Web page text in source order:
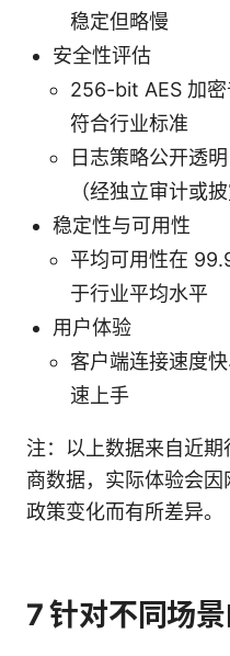
稳定但略慢
安全性评估
256-bit AES 加
符合行业标准
日志策略公开透
（经独立审计或披
稳定性与可用性
平均可用性在
于行业平均水平
用户体验
客户端连接速度
速上手
注：以上数据来自近
商数据，实际体验会
政策变化而有所差异。
7 针对不同场